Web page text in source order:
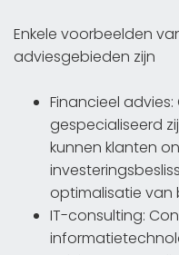
Enkele voorbeelden
adviesgebieden zijn
Financieel
gespecialiseerd
kunnen klanten
optimalisatie van
IT-consulting: